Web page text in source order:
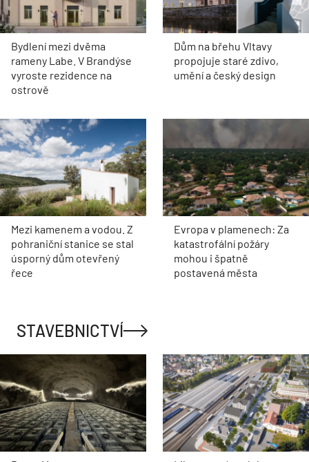
Bydlení mezi dvěma
rameny Labe. V Brandýse
vyroste rezidence na
ostrově
Dům na břehu Vltavy
propojuje staré zdivo,
umění a český design
Mezi kamenem a vodou. Z
pohraniční stanice se stal
úsporný dům otevřený
řece
Evropa v plamenech: Za
katastrofální požáry
mohou i špatně
postavená města
STAVEBNICTVÍ